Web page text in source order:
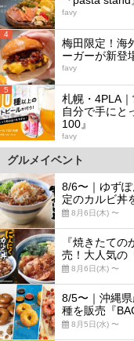
favy
4
梅田限定！海
ーガーが新登
favy
5
札幌・4PLA
自分で手にと
100』
favy
グルメイベント
8/6〜｜ゆず
定のカルビ丼
8月6日(木) 〜
『焼きたて
売！大人気の
8月6日(木) 〜
8/5〜｜沖縄
種を販売『
8月5日(水) 〜